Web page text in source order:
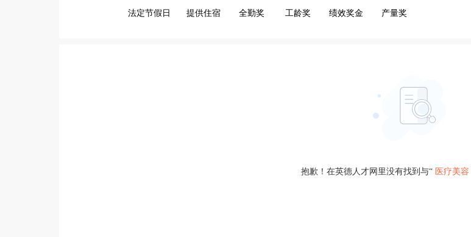
法定节假日 提供住宿 全勤奖 工龄奖 绩效奖金 产量奖
抱歉！在英德人才网里没有找到与“ 医疗美容